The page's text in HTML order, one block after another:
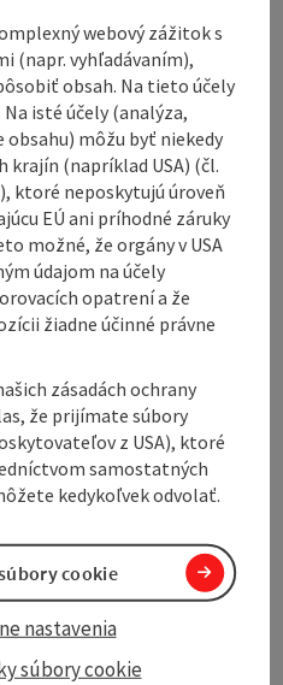
webový zážitok s
(napr. vyhľadávaním),
obsah. Na tieto účely
isté účely (analýza,
môžu byť niekedy
krajín (napríklad USA) (čl.
ktoré neposkytujú úroveň
EÚ ani príhodné záruky
možné, že orgány v USA
údajom na účely
opatrení a že
žiadne účinné právne
zásadách ochrany
že prijímate súbory
z USA), ktoré
samostatných
kedykoľvek odvolať.
súbory cookie
nastavenia
cookie